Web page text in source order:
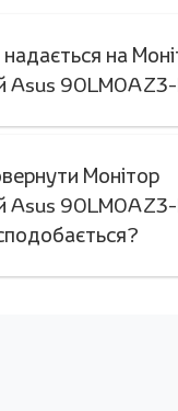
надається на
Asus
Монітор
Asus